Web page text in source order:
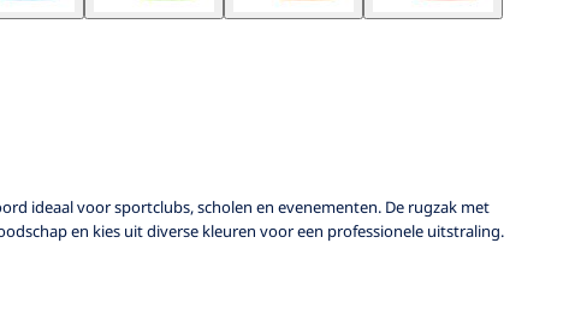
ideaal voor sportclubs, scholen en evenementen. De rugzak met
en kies uit diverse kleuren voor een professionele uitstraling.